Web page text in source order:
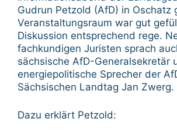
Gudrun Petzold (AfD) in Oschatz
Veranstaltungsraum war gut
Diskussion entsprechend rege.
fachkundigen Juristen sprach
sächsische AfD-Generalsekretär
energiepolitische Sprecher der
Sächsischen Landtag Jan Zwerg.
Dazu erklärt Petzold: